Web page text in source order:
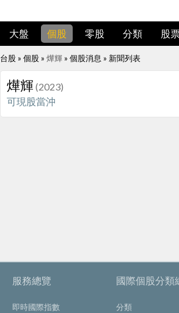
大盤 個股 零股 分類 股
台股 » 個股 » 燁輝 » 個股消息 » 新聞列表
燁輝 (2023)
可現股當沖
服務總覽
即時國際指數
國際個股分類
分類